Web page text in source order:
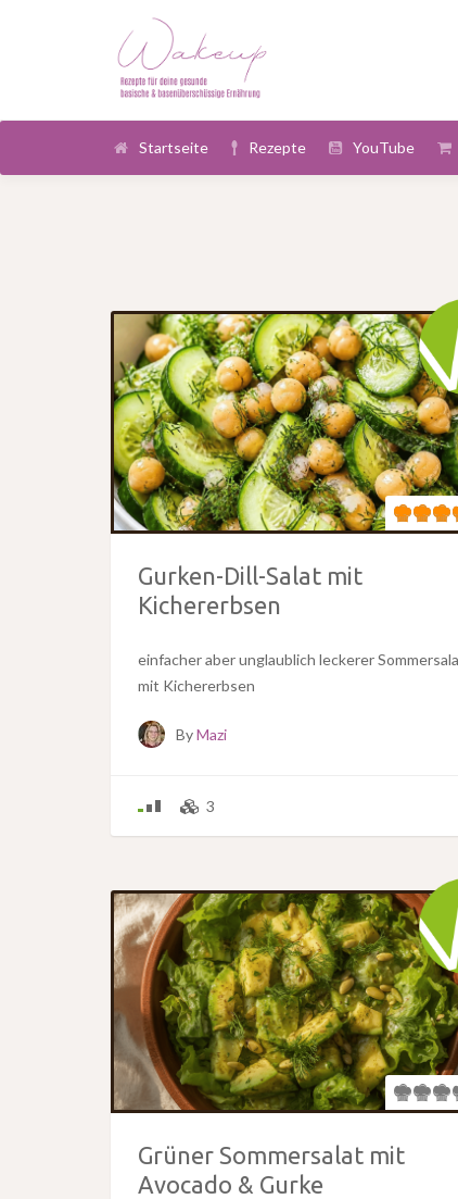
Startseite Rezepte YouTube
Gurken-Dill-Salat mit
Kichererbsen
einfacher aber unglaublich leckerer
mit Kichererbsen
ByMazi
3
Grüner Sommersalat mit
Avocado & Gurke